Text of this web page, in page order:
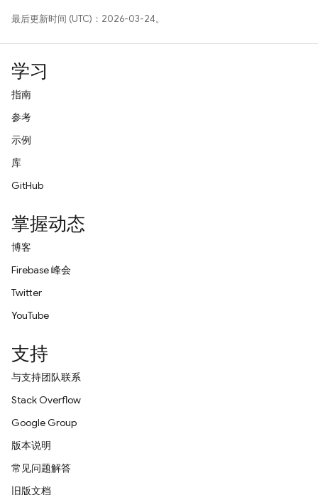
最后更新时间 (UTC)：2026-03-24。
学习
指南
参考
示例
库
GitHub
掌握动态
博客
Firebase 峰会
Twitter
YouTube
支持
与支持团队联系
Stack Overflow
Google Group
版本说明
常见问题解答
旧版文档